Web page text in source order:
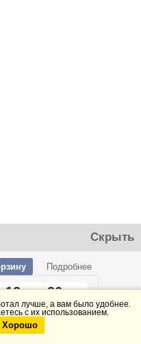
Скрыть
Подробнее
12 36
лучше, а вам было удобнее.
с их использованием.
Хорошо